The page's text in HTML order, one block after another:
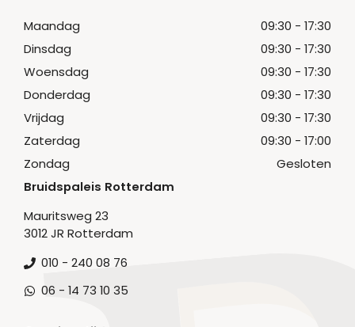
Maandag
09:30 - 17:30
Dinsdag
09:30 - 17:30
Woensdag
09:30 - 17:30
Donderdag
09:30 - 17:30
Vrijdag
09:30 - 17:30
Zaterdag
09:30 - 17:00
Zondag
Gesloten
Bruidspaleis Rotterdam
Mauritsweg 23
3012 JR Rotterdam
010 - 240 08 76
06 - 14 73 10 35